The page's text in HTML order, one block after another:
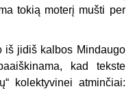
tokią moterį mušti per
iš jidiš kalbos Mindaugo
kad tekste
kolektyvinei atminčiai: